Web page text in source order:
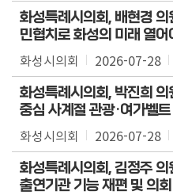
화성특례시의회, 배현경
민협치로 화성의 미래 열어
화성시의회 2026-07-28
화성특례시의회, 박진희
중심 사계절 관광·여가벨
화성시의회 2026-07-28
화성특례시의회, 김정주
출연기관 기능 재편 및 의회